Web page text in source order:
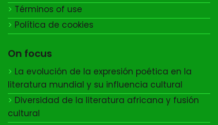
Términos of use
Política de cookies
On focus
La evolución de la expresión poética en la
literatura mundial y su influencia cultural
Diversidad de la literatura africana y fusión
cultural